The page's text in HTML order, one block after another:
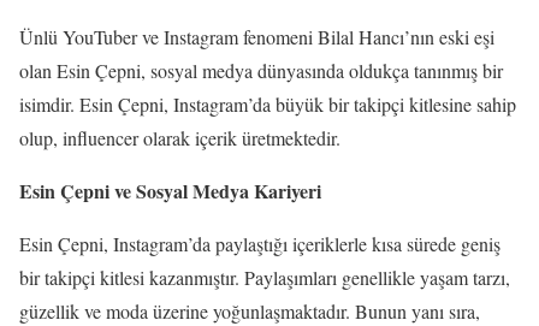
Ünlü YouTuber ve Instagram fenomeni Bilal Hancı’nın eski eşi
olan Esin Çepni, sosyal medya dünyasında oldukça tanınmış bir
isimdir. Esin Çepni, Instagram’da büyük bir takipçi kitlesine sahip
olup, influencer olarak içerik üretmektedir.
Esin Çepni ve Sosyal Medya Kariyeri
Esin Çepni, Instagram’da paylaştığı içeriklerle kısa sürede geniş
bir takipçi kitlesi kazanmıştır. Paylaşımları genellikle yaşam tarzı,
güzellik ve moda üzerine yoğunlaşmaktadır. Bunun yanı sıra,